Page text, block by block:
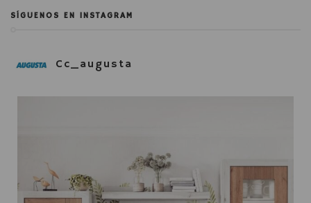
SÍGUENOS EN INSTAGRAM
Cc_augusta